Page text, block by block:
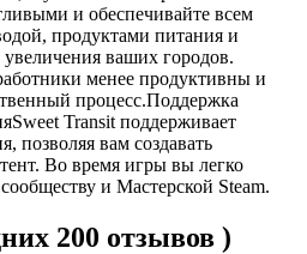
и обеспечивайте всем
продуктами питания и
ваших городов.
менее продуктивны и
процесс.Поддержка
Transit поддерживает
позволяя вам создавать
Во время игры вы легко
и Мастерской Steam.
200 отзывов )